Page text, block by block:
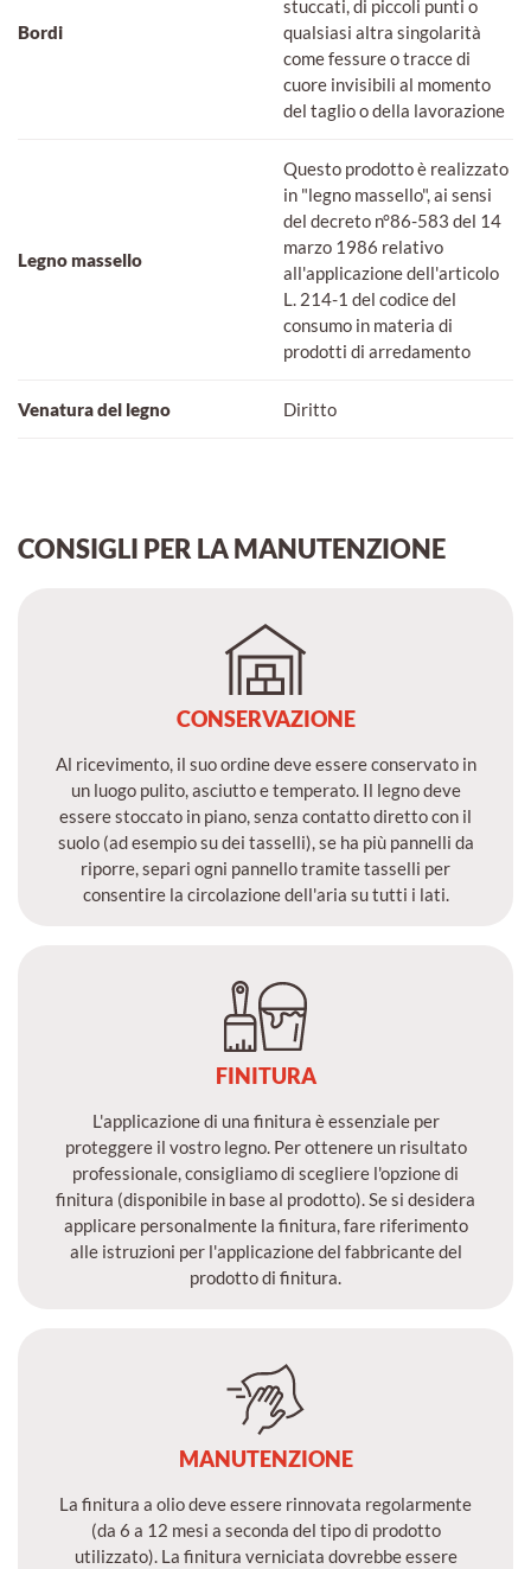
Bordi
stuccati, di piccoli punti o
qualsiasi altra singolarità
come fessure o tracce di
cuore invisibili al momento
del taglio o della lavorazione
Legno massello
Questo prodotto è realizzato
in "legno massello", ai sensi
del decreto n°86-583 del 14
marzo 1986 relativo
all'applicazione dell'articolo
L. 214-1 del codice del
consumo in materia di
prodotti di arredamento
Venatura del legno Diritto
CONSIGLI PER LA MANUTENZIONE
CONSERVAZIONE
Al ricevimento, il suo ordine deve essere conservato in
un luogo pulito, asciutto e temperato. Il legno deve
essere stoccato in piano, senza contatto diretto con il
suolo (ad esempio su dei tasselli), se ha più pannelli da
riporre, separi ogni pannello tramite tasselli per
consentire la circolazione dell'aria su tutti i lati.
FINITURA
L'applicazione di una finitura è essenziale per
proteggere il vostro legno. Per ottenere un risultato
professionale, consigliamo di scegliere l'opzione di
finitura (disponibile in base al prodotto). Se si desidera
applicare personalmente la finitura, fare riferimento
alle istruzioni per l'applicazione del fabbricante del
prodotto di finitura.
MANUTENZIONE
La finitura a olio deve essere rinnovata regolarmente
(da 6 a 12 mesi a seconda del tipo di prodotto
utilizzato). La finitura verniciata dovrebbe essere